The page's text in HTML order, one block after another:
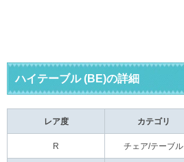
ハイテーブル (BE)の詳細
レア度 カテゴリ
R チェア/テーブル